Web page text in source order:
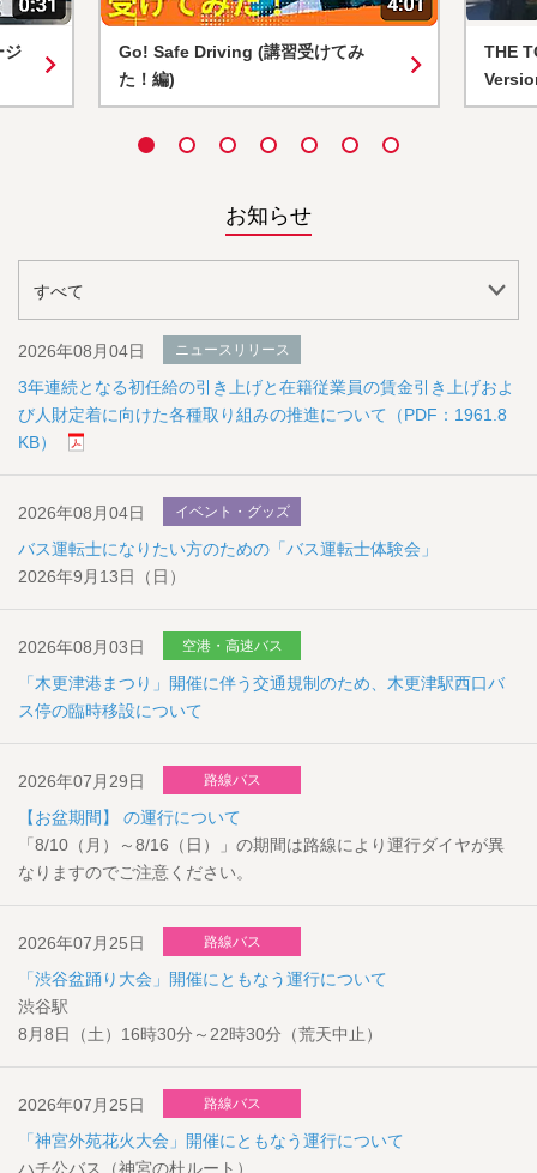
習受けてみ
THE TOKYU BUS PRIDE(Full
お知らせ
2026年08月04日 ニュースリリース
3年連続となる初任給の引き上げと在籍従業員の賃金引き上げおよ
び人財定着に向けた各種取り組みの推進について（PDF：1961.8
KB）
2026年08月04日 イベント・グッズ
バス運転士になりたい方のための「バス運転士体験会」
2026年9月13日（日）
2026年08月03日 空港・高速バス
「木更津港まつり」開催に伴う交通規制のため、木更津駅西口バ
ス停の臨時移設について
2026年07月29日 路線バス
【お盆期間】 の運行について
「8/10（月）～8/16（日）」の期間は路線により運行ダイヤが異
なりますのでご注意ください。
2026年07月25日 路線バス
「渋谷盆踊り大会」開催にともなう運行について
渋谷駅
8月8日（土）16時30分～22時30分（荒天中止）
2026年07月25日 路線バス
「神宮外苑花火大会」開催にともなう運行について
ハチ公バス（神宮の杜ルート）